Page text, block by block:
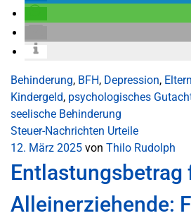
Behinderung, BFH, Depression, Eltern
Kindergeld, psychologisches
seelische Behinderung
Steuer-Nachrichten Urteile
12. März 2025 von Thilo Rudolph
Entlastungsbetrag
Alleinerziehende: